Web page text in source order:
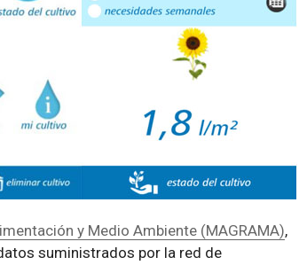
y Medio Ambiente (MAGRAMA),
suministrados por la red de